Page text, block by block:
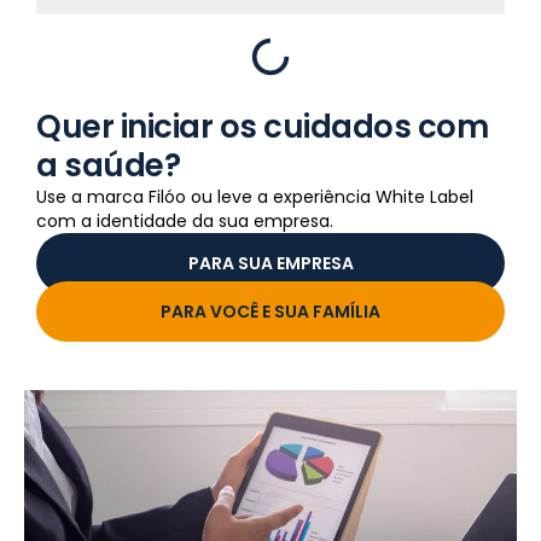
Quer iniciar os cuidados com
a saúde?
Use a marca Filóo ou leve a experiência White Label
com a identidade da sua empresa.
PARA SUA EMPRESA
PARA VOCÊ E SUA FAMÍLIA